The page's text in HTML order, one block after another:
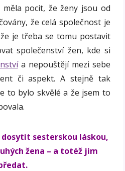
pocit, že ženy jsou od
že celá společnost je
je třeba se tomu postavit
společenství žen, kde si
a nepouštějí mezi sebe
či aspekt. A stejně tak
to bylo skvělé a že jsem to
sesterskou láskou,
žena – a totéž jim